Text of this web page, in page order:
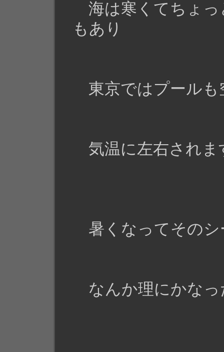
海は寒くてちょっ
もあり
東京ではプールも
気温に左右されま
暑くなってそのシ
なんか理にかなっ